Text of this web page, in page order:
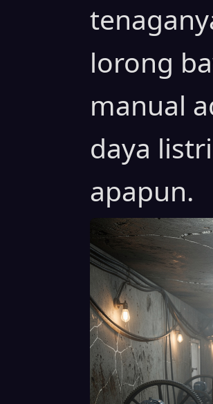
lorong
manual
daya
apapun.